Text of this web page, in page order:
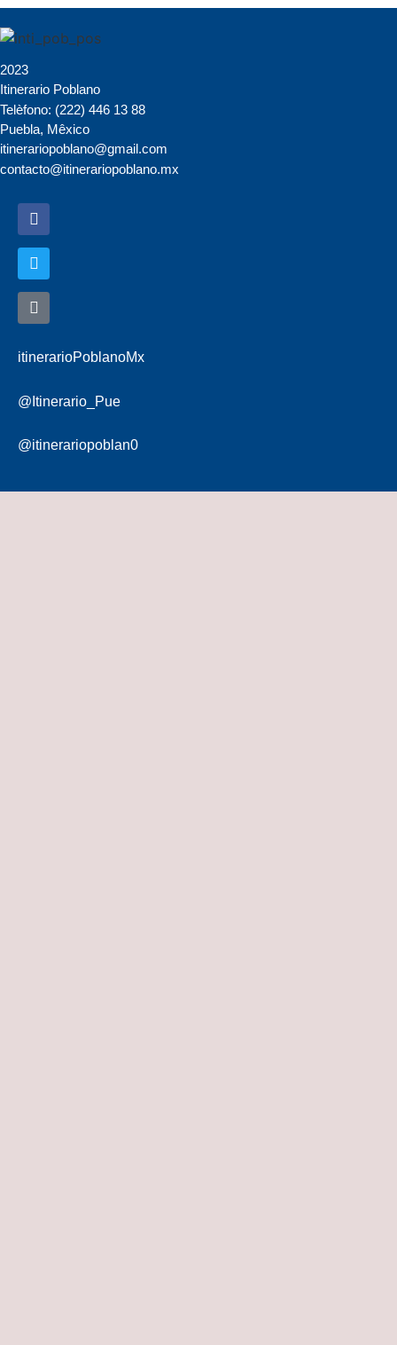
2023
Itinerario Poblano
Telèfono: (222) 446 13 88
Puebla, Mêxico
itinerariopoblano@gmail.com
contacto@itinerariopoblano.mx
itinerarioPoblanoMx
@Itinerario_Pue
@itinerariopoblan0